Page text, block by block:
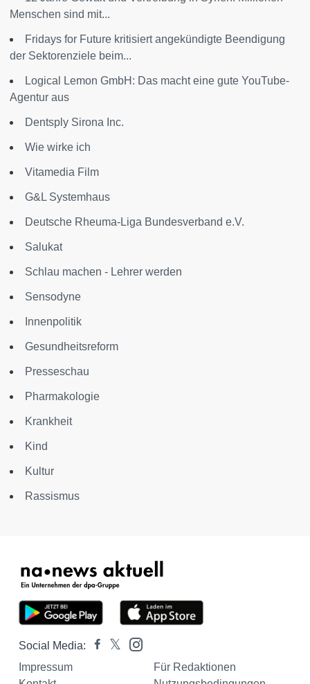
Menschen sind mit...
Fridays for Future kritisiert angekündigte Beendigung
der Sektorenziele beim...
Logical Lemon GmbH: Das macht eine gute YouTube-
Agentur aus
Dentsply Sirona Inc.
Wie wirke ich
Vitamedia Film
G&L Systemhaus
Deutsche Rheuma-Liga Bundesverband e.V.
Salukat
Schlau machen - Lehrer werden
Sensodyne
Innenpolitik
Gesundheitsreform
Presseschau
Pharmakologie
Krankheit
Kind
Kultur
Rassismus
Social Media:
Impressum
Für Redaktionen